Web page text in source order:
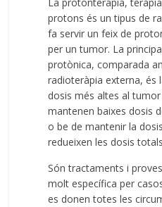
protons és un tipus de
fa servir un feix de
per un tumor. La
protònica, comparada
radioteràpia externa, és
dosis més altes al
mantenen baixes dosis
o be de mantenir la
redueixen les dosis
Són tractaments i
molt específica per
es donen totes les